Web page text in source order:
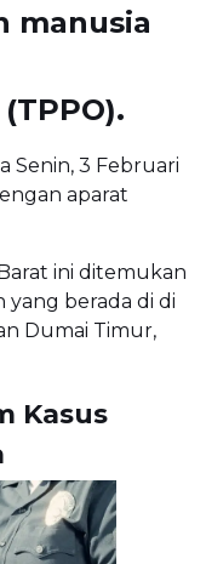
manusia
Senin, 3 Februari
aparat
ini ditemukan
berada di di
Dumai Timur,
Kasus